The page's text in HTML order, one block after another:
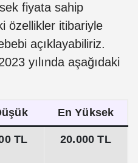
fiyata sahip
özellikler itibariyle
açıklayabiliriz.
yılında aşağıdaki
En Yüksek
TL 20.000 TL